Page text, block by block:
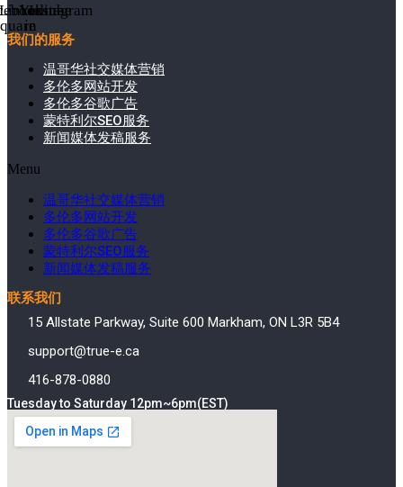
in
Youtube
Instagram
我们的服务
温哥华社交媒体营销
多伦多网站开发
多伦多谷歌广告
蒙特利尔SEO服务
新闻媒体发稿服务
Menu
温哥华社交媒体营销
多伦多网站开发
多伦多谷歌广告
蒙特利尔SEO服务
新闻媒体发稿服务
联系我们
15 Allstate Parkway, Suite 600 Markham, ON L3R 5B4
support@true-e.ca
416-878-0880
Tuesday to Saturday 12pm~6pm(EST)